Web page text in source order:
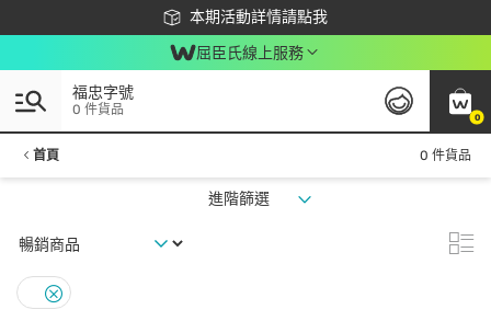
本期活動詳情請點我
下載app最高回饋$350
屈臣氏線上服務
0
福忠字號
0 件貨品
首頁 0 件貨品
進階篩選